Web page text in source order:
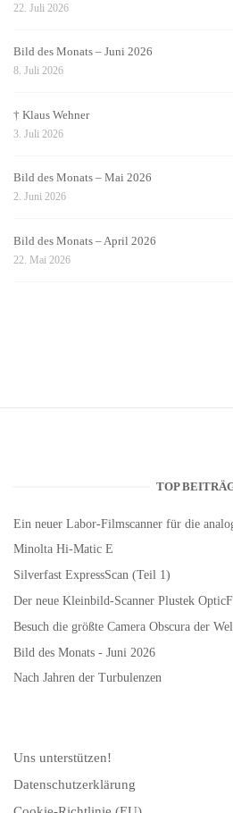
22. Juli 2026
Bild des Monats – Juni 2026
8. Juli 2026
† Klaus Wehner
3. Juli 2026
Bild des Monats – Mai 2026
2. Juni 2026
Bild des Monats – April 2026
22. Mai 2026
TOP
Ein neuer Labor-Filmscanner für die
Minolta Hi-Matic E
Silverfast ExpressScan (Teil 1)
Der neue Kleinbild-Scanner Plustek
Besuch die größte Camera Obscura der
Bild des Monats - Juni 2026
Nach Jahren der Turbulenzen
Uns unterstützen!
Datenschutzerklärung